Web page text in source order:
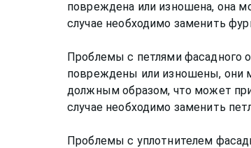
повреждена или изношена, она
случае необходимо заменить
Проблемы с петлями фасадного
повреждены или изношены, они
должным образом, что может
случае необходимо заменить
Проблемы с уплотнителем